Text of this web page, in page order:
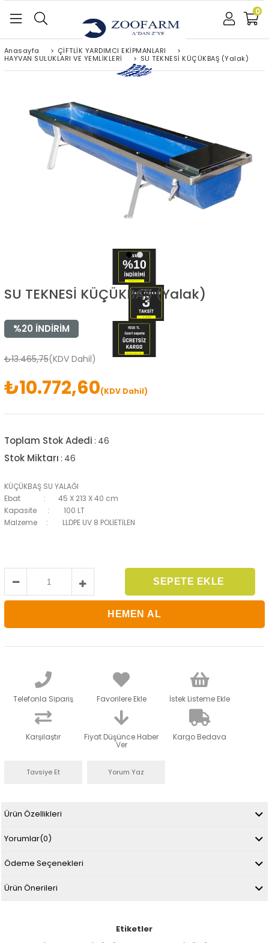
0
Anasayfa > ÇİFTLİK YARDIMCI EKİPMANLARI
>
HAYVAN SULUKLARI VE YEMLİKLERİ
> SU TEKNESİ KÜÇÜKBAŞ (Yalak)
SU TEKNESİ KÜÇÜKBAŞ (Yalak)
%20 İNDIRIM
₺13.465,75(KDV Dahil)
₺10.772,60(KDV Dahil)
Toplam Stok Adedi : 46
Stok Miktarı : 46
KÜÇÜKBAŞ SU YALAĞI
Ebat : 45 X 213 X 40 cm
Kapasite : 100 LT
Malzeme : LLDPE UV 8 POLİETİLEN
Telefonla Sipariş Favorilere Ekle İstek Listeme Ekle
Karşılaştır Fiyat Düşünce Haber
Ver
Kargo Bedava
Tavsiye Et Yorum Yaz
Ürün Özellikleri
Yorumlar(0)
Ödeme Seçenekleri
Ürün Önerileri
Etiketler